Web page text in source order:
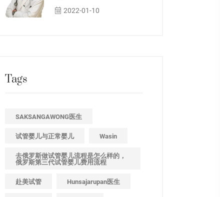
2022-01-10
Tags
SAKSANGAWONG医生
试管婴儿与正常婴儿 Wasin
去俄罗斯做试管婴儿流程是怎么样的，
俄罗斯第三代试管婴儿费用流程
赴美试管 Hunsajarupan医生